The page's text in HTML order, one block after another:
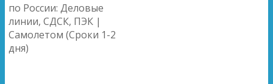
по России: Деловые
линии, СДСК, ПЭК |
Самолетом (Сроки 1-2
дня)